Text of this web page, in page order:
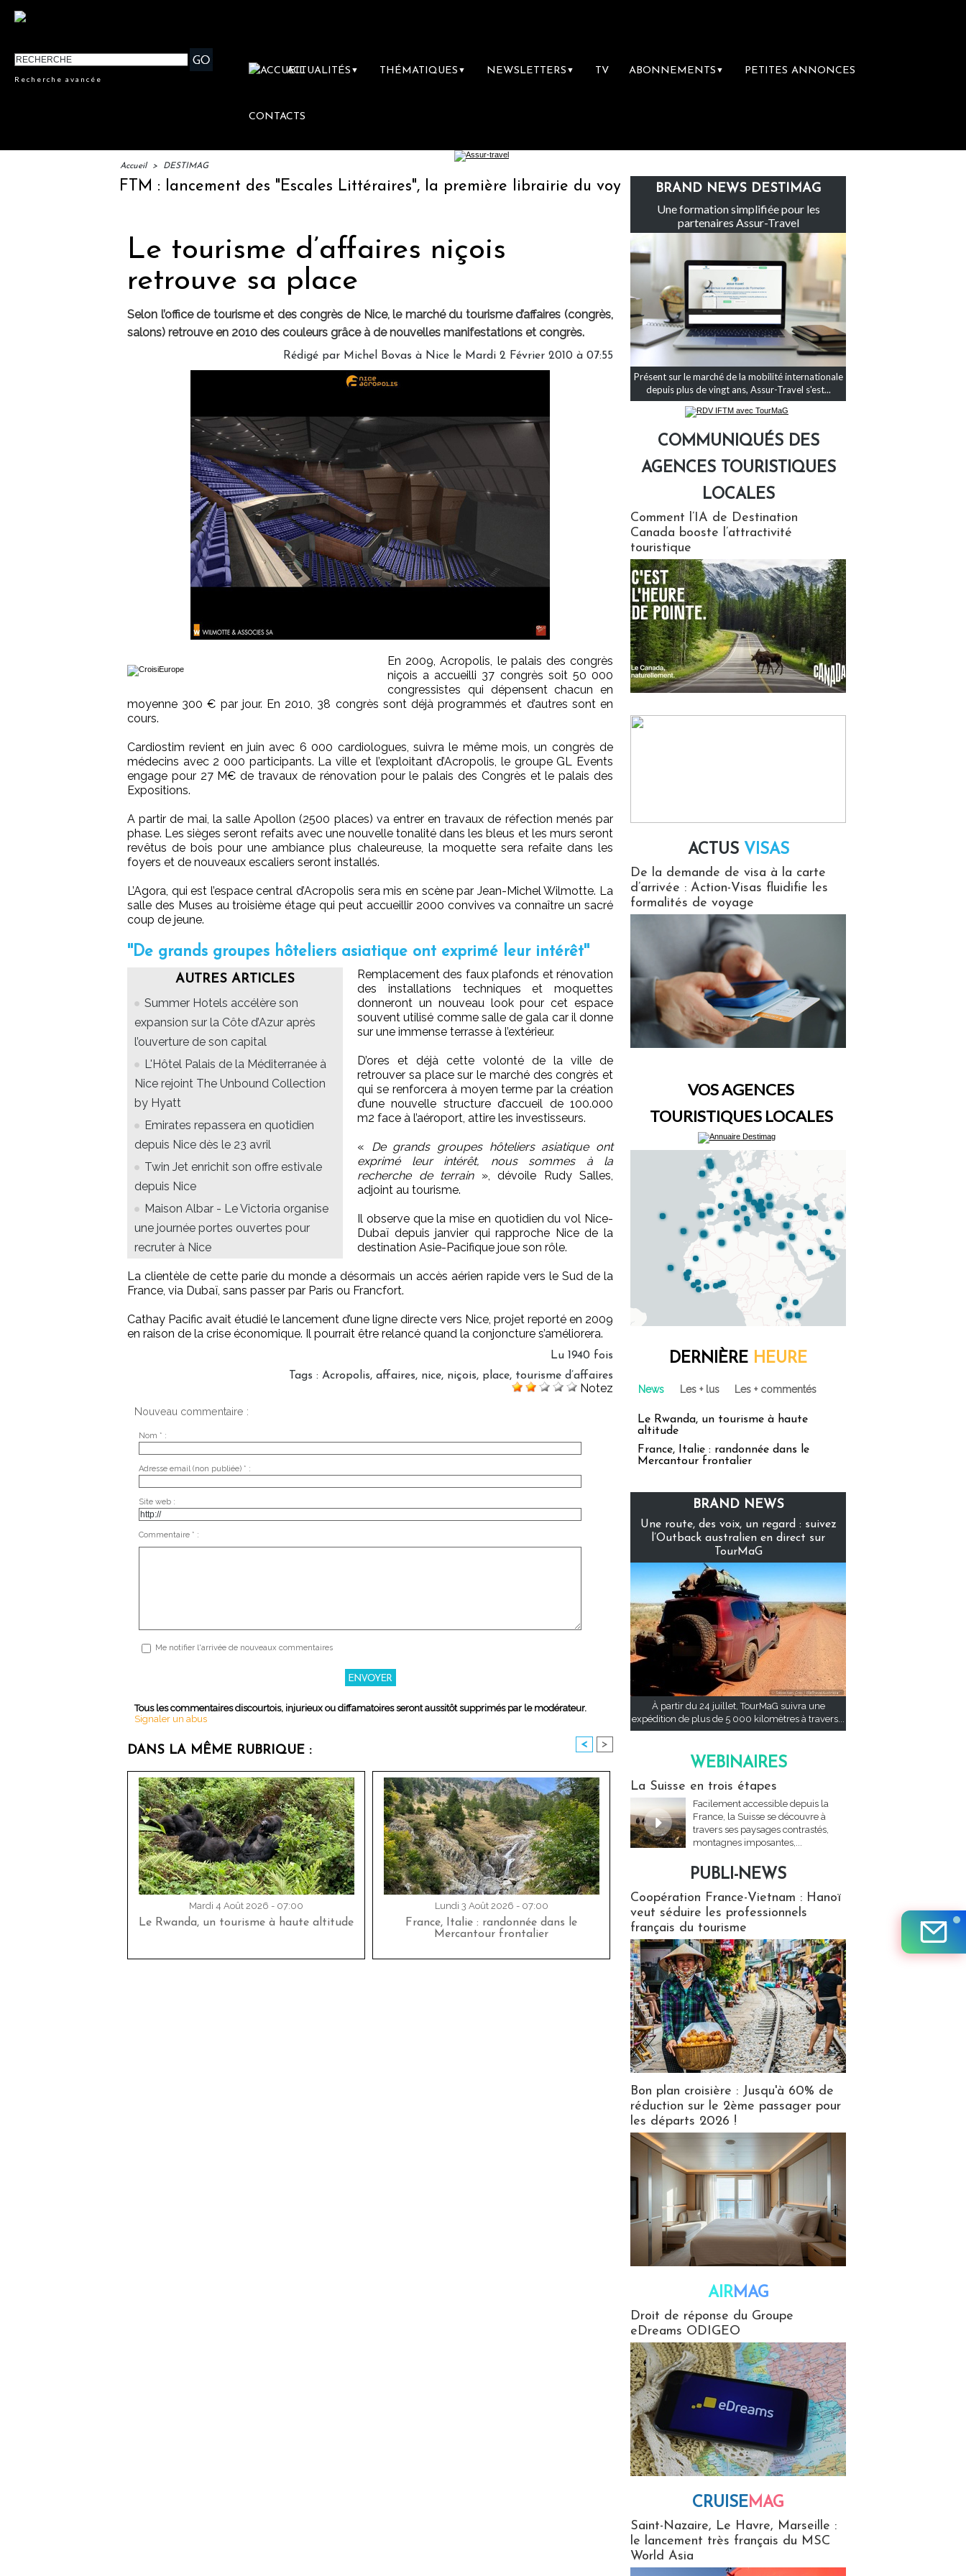
Recherche avancée
ACTUALITÉS ▼ THÉMATIQUES ▼ NEWSLETTERS ▼ TV ABONNEMENTS ▼ PETITES ANNONCES
CONTACTS
Accueil > DESTIMAG
IFTM : lancement des "Escales Littéraires", la première librairie du voyage Le groupe Sainte-Claire rachète Eden Tour
Le tourisme d’affaires niçois
retrouve sa place
Selon l’office de tourisme et des congrès de Nice, le marché du tourisme d’affaires (congrès,
salons) retrouve en 2010 des couleurs grâce à de nouvelles manifestations et congrès.
Rédigé par Michel Bovas à Nice le Mardi 2 Février 2010 à 07:55
En 2009, Acropolis, le palais des congrès
niçois a accueilli 37 congrès soit 50 000
congressistes qui dépensent chacun en
moyenne 300 € par jour. En 2010, 38 congrès sont déjà programmés et d’autres sont en
cours.
Cardiostim revient en juin avec 6 000 cardiologues, suivra le même mois, un congrès de
médecins avec 2 000 participants. La ville et l’exploitant d’Acropolis, le groupe GL Events
engage pour 27 M€ de travaux de rénovation pour le palais des Congrès et le palais des
Expositions.
A partir de mai, la salle Apollon (2500 places) va entrer en travaux de réfection menés par
phase. Les sièges seront refaits avec une nouvelle tonalité dans les bleus et les murs seront
revêtus de bois pour une ambiance plus chaleureuse, la moquette sera refaite dans les
foyers et de nouveaux escaliers seront installés.
L’Agora, qui est l’espace central d’Acropolis sera mis en scène par Jean-Michel Wilmotte. La
salle des Muses au troisième étage qui peut accueillir 2000 convives va connaître un sacré
coup de jeune.
''De grands groupes hôteliers asiatique ont exprimé leur intérêt''
AUTRES ARTICLES
Summer Hotels accélère son
expansion sur la Côte d’Azur après
l’ouverture de son capital
L'Hôtel Palais de la Méditerranée à
Nice rejoint The Unbound Collection
by Hyatt
Emirates repassera en quotidien
depuis Nice dès le 23 avril
Twin Jet enrichit son offre estivale
depuis Nice
Maison Albar - Le Victoria organise
une journée portes ouvertes pour
recruter à Nice
Remplacement des faux plafonds et rénovation
des installations techniques et moquettes
donneront un nouveau look pour cet espace
souvent utilisé comme salle de gala car il donne
sur une immense terrasse à l’extérieur.
D’ores et déjà cette volonté de la ville de
retrouver sa place sur le marché des congrès et
qui se renforcera à moyen terme par la création
d’une nouvelle structure d’accueil de 100.000
m2 face à l’aéroport, attire les investisseurs.
« De grands groupes hôteliers asiatique ont
exprimé leur intérêt, nous sommes à la
recherche de terrain », dévoile Rudy Salles,
adjoint au tourisme.
Il observe que la mise en quotidien du vol Nice-
Dubaï depuis janvier qui rapproche Nice de la
destination Asie-Pacifique joue son rôle.
La clientèle de cette parie du monde a désormais un accès aérien rapide vers le Sud de la
France, via Dubaï, sans passer par Paris ou Francfort.
Cathay Pacific avait étudié le lancement d’une ligne directe vers Nice, projet reporté en 2009
en raison de la crise économique. Il pourrait être relancé quand la conjoncture s’améliorera.
Lu 1940 fois
Tags : Acropolis, affaires, nice, niçois, place, tourisme d’affaires
Notez
Nouveau commentaire :
Nom * :
Adresse email (non publiée) * :
Site web :
Commentaire * :
Me notifier l'arrivée de nouveaux commentaires
Tous les commentaires discourtois, injurieux ou diffamatoires seront aussitôt supprimés par le modérateur.
Signaler un abus
DANS LA MÊME RUBRIQUE : < >
Mardi 4 Août 2026 - 07:00
Le Rwanda, un tourisme à haute altitude
Lundi 3 Août 2026 - 07:00
France, Italie : randonnée dans le
Mercantour frontalier
BRAND NEWS DESTIMAG
Une formation simplifiée pour les
partenaires Assur-Travel
Présent sur le marché de la mobilité internationale
depuis plus de vingt ans, Assur-Travel s'est...
COMMUNIQUÉS DES
AGENCES TOURISTIQUES
LOCALES
Comment l’IA de Destination
Canada booste l’attractivité
touristique
ACTUS VISAS
De la demande de visa à la carte
d’arrivée : Action-Visas fluidifie les
formalités de voyage
VOS AGENCES
TOURISTIQUES LOCALES
DERNIÈRE HEURE
News Les + lus Les + commentés
Le Rwanda, un tourisme à haute
altitude
France, Italie : randonnée dans le
Mercantour frontalier
BRAND NEWS
Une route, des voix, un regard : suivez
l’Outback australien en direct sur
TourMaG
À partir du 24 juillet, TourMaG suivra une
expédition de plus de 5 000 kilomètres à travers...
WEBINAIRES
La Suisse en trois étapes
Facilement accessible depuis la
France, la Suisse se découvre à
travers ses paysages contrastés,
montagnes imposantes,...
PUBLI-NEWS
Coopération France-Vietnam : Hanoï
veut séduire les professionnels
français du tourisme
Bon plan croisière : Jusqu'à 60% de
réduction sur le 2ème passager pour
les départs 2026 !
AIRMAG
Droit de réponse du Groupe
eDreams ODIGEO
CRUISEMAG
Saint-Nazaire, Le Havre, Marseille :
le lancement très français du MSC
World Asia